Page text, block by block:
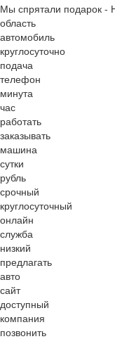
Мы спрятали подарок -
область
автомобиль
круглосуточно
подача
телефон
минута
час
работать
заказывать
машина
сутки
рубль
срочный
круглосуточный
онлайн
служба
низкий
предлагать
авто
сайт
доступный
компания
позвонить